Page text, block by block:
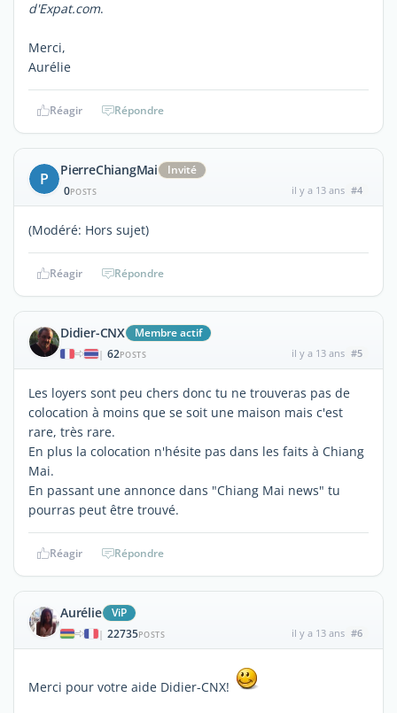
d'Expat.com.
Merci,
Aurélie
Réagir Répondre
P PierreChiangMai
Invité
0POSTS il y a 13 ans #4
(Modéré: Hors sujet)
Réagir Répondre
Didier-CNX Membre actif
| 62POSTS il y a 13 ans #5
Les loyers sont peu chers donc tu ne trouveras pas de
colocation à moins que se soit une maison mais c'est
rare, très rare.
En plus la colocation n'hésite pas dans les faits à Chiang
Mai.
En passant une annonce dans "Chiang Mai news" tu
pourras peut être trouvé.
Réagir Répondre
Aurélie ViP
| 22735POSTS il y a 13 ans #6
Merci pour votre aide Didier-CNX!